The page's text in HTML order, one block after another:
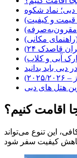
مقرون‌به‌صرفه)
مکانی)
قاصدک ۲۴)
آبی و کلاب)
باید بدانید
هتل های دبی
اقامت کنیم؟
این تنوع می‌تواند